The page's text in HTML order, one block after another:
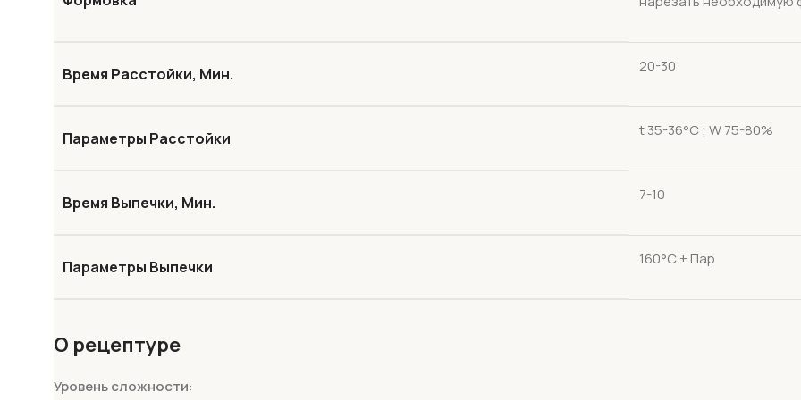
Время Расстойки, Мин. 20-30
Параметры Расстойки t 35-36°С ; W 75-80%
Время Выпечки, Мин. 7-10
Параметры Выпечки 160°С + Пар
О рецептуре
Уровень сложности: